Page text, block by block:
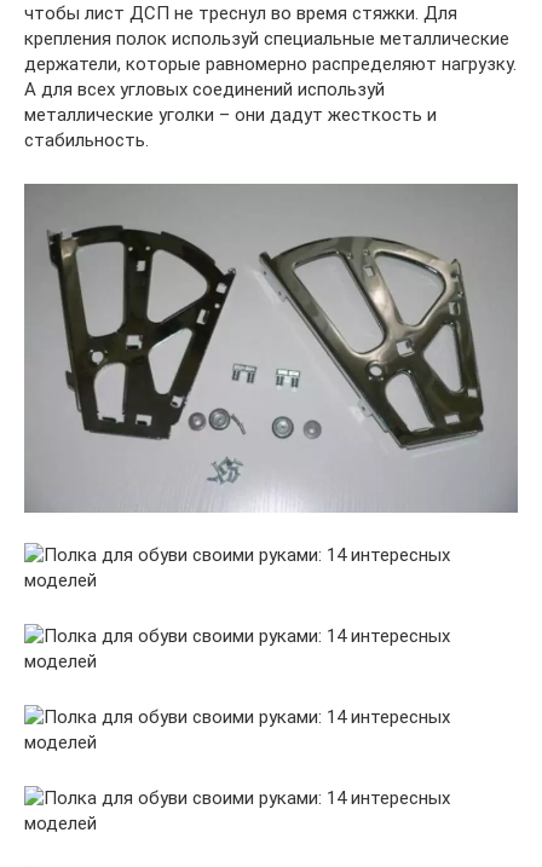
чтобы лист ДСП не треснул во время стяжки. Для
крепления полок используй специальные металлические
держатели, которые равномерно распределяют нагрузку.
А для всех угловых соединений используй
металлические уголки – они дадут жесткость и
стабильность.